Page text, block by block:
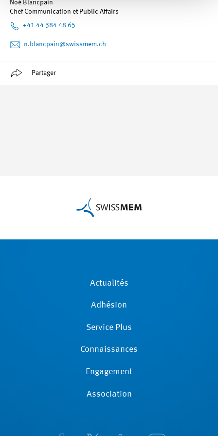
Noé Blancpain
Chef Communication et Public Affairs
+41 44 384 48 65
n.blancpain@swissmem.ch
Partager
Actualités
Adhésion
Service Plus
Connaissances
Engagement
Association